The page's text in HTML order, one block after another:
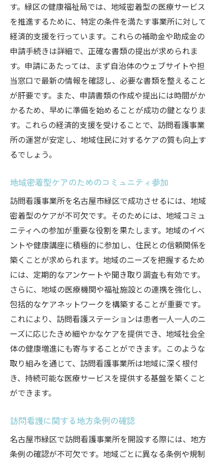
す。緑区の健康福祉局では、地域密着型の医療サービス
を推進するために、特定の条件を満たす事業所に対して
経済的支援を行っています。これらの補助金や助成金の
申請手続きは詳細で、正確な書類の提出が求められま
す。申請にあたっては、まず自治体のウェブサイトや担
当窓口で最新の情報を確認し、必要な書類を整えること
が肝要です。また、申請書類の作成や提出には時間がか
かるため、早めに準備を始めることが成功の鍵となりま
す。これらの経済的支援を受けることで、訪問看護事業
所の運営が安定し、地域住民に対するケアの質も向上す
るでしょう。
地域密着型ケアのためのコミュニティ参加
訪問看護事業所を名古屋市緑区で成功させるには、地域
密着型のケアが不可欠です。そのためには、地域コミュ
ニティへの参加が重要な役割を果たします。地域のイベ
ントや健康講座に積極的に参加し、住民との信頼関係を
築くことが求められます。地域のニーズを把握するため
には、定期的なアンケートや聞き取り調査も有効です。
さらに、地域の医療機関や福祉施設との連携を強化し、
包括的なケアネットワークを構築することが重要です。
これにより、訪問看護ステーションは患者一人一人のニ
ーズに応じたきめ細やかなケアを提供でき、地域社会全
体の健康増進にも寄与することができます。このような
取り組みを通じて、訪問看護事業所は地域に深く根付
き、持続可能な医療サービスを提供する基盤を築くこと
ができます。
訪問看護に関する地方条例の確認
名古屋市緑区で訪問看護事業所を開設する際には、地方
条例の確認が不可欠です。地域ごとに異なる条例や規制